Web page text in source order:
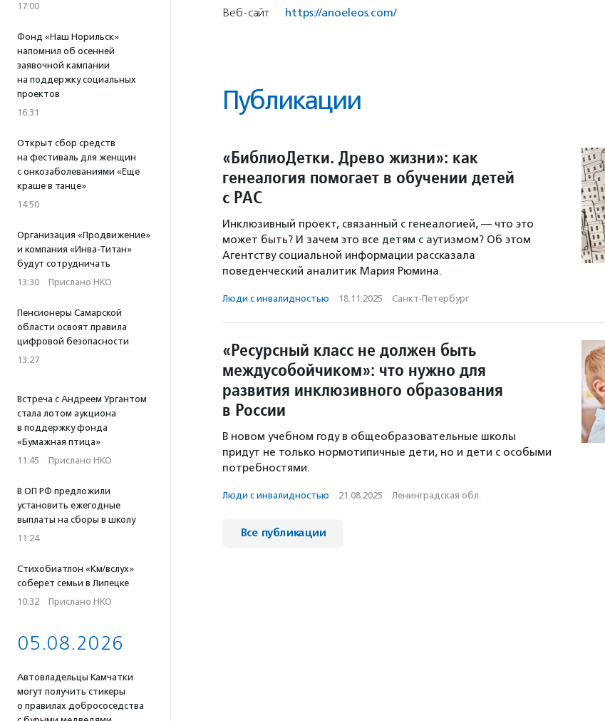
17:00
Фонд «Наш Норильск»
напомнил об осенней
заявочной кампании
на поддержку социальных
проектов
16:31
Открыт сбор средств
на фестиваль для женщин
с онкозаболеваниями «Еще
краше в танце»
14:50
Организация «Продвижение»
и компания «Инва-Титан»
будут сотрудничать
13:30 · Прислано НКО
Пенсионеры Самарской
области освоят правила
цифровой безопасности
13:27
Встреча с Андреем Ургантом
стала лотом аукциона
в поддержку фонда
«Бумажная птица»
11:45 · Прислано НКО
В ОП РФ предложили
установить ежегодные
выплаты на сборы в школу
11:24
Стихобиатлон «Км/вслух»
соберет семьи в Липецке
10:32 · Прислано НКО
05.08.2026
Автовладельцы Камчатки
могут получить стикеры
о правилах добрососедства
Веб-сайт
https://anoeleos.com/
Публикации
«БиблиоДетки. Древо жизни»: как
генеалогия помогает в обучении детей
с РАС
Инклюзивный проект, связанный с генеалогией, — что это
может быть? И зачем это все детям с аутизмом? Об этом
Агентству социальной информации рассказала
поведенческий аналитик Мария Рюмина.
Люди с инвалидностью · 18.11.2025 · Санкт-Петербург
«Ресурсный класс не должен быть
междусобойчиком»: что нужно для
развития инклюзивного образования
в России
В новом учебном году в общеобразовательные школы
придут не только нормотипичные дети, но и дети с особыми
потребностями.
Люди с инвалидностью · 21.08.2025 · Ленинградская обл.
Все публикации